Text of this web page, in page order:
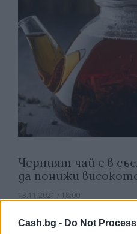
Cash.bg - Do Not
Черният чай е в
да понижи
13.11.2021 / 18:00